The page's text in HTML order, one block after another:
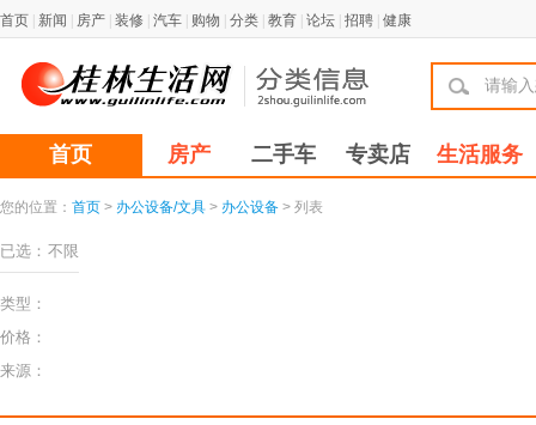
首页 新闻 房产 装修 汽车 购物 分类 教育 论坛 招聘 健康
首页 房产 二手车 专卖店 生活服务
您的位置： 首页 > 办公设备/文具 > 办公设备 > 列表
已选： 不限
类型：
价格：
来源：